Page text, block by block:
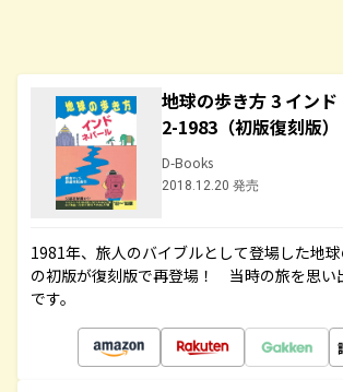
地球の歩き方 3 イン
2-1983（初版復刻版）
D-Books
2018.12.20 発売
1981年、旅人のバイブルとして登場した地
の初版が復刻版で再登場！ 当時の旅を思い
です。